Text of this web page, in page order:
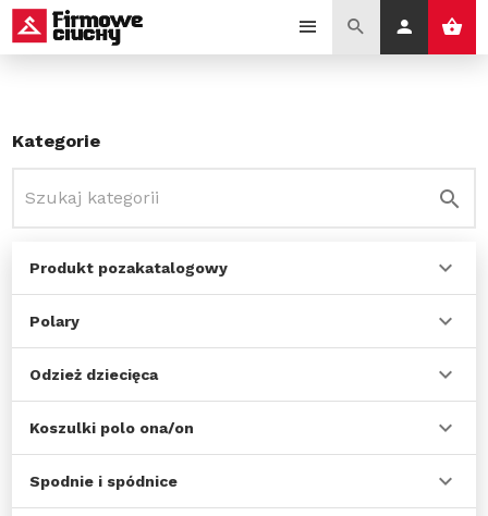
Kategorie
Produkt pozakatalogowy
Polary
Odzież dziecięca
Koszulki polo ona/on
Spodnie i spódnice